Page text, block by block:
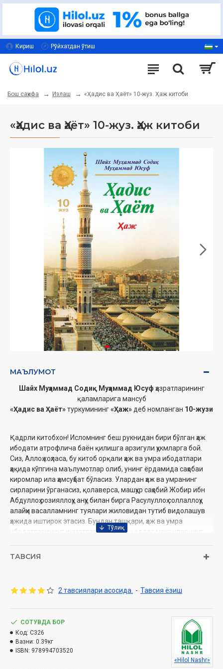
Кириш Рўйхатдан ўтиш
Бош саҳифа Излаш «Ҳадис ва Ҳаёт» 10-жуз. Ҳаж китоби
«Ҳадис ва Ҳаёт» 10-жуз. Ҳаж китоби
МАЪЛУМОТ
Шайх Муҳаммад Содиқ Муҳаммад Юсуф ҳазратларининг
қаламларига мансуб
«Ҳадис ва Ҳаёт»туркумининг«Ҳаж»деб номланган 10-жузи
Қадрли китобхон! Исломнинг беш рукнидан бири бўлган ҳаж
ибодати атрофлича баён қилишга арзигули ҳукмларга бой.
Сиз, Аллоҳ хоҳласа, бу китоб орқали ҳаж ва умра ибодатлари
ҳақида кўпгина маълумотлар олиб, унинг ёрдамида саҳобаи
киромлар ила ҳамсуҳбат бўласиз. Улардан ҳаж ва умранинг
сирларини ўрганасиз, қолаверса, машҳур саҳобий Жобир ибн
Абдуллоҳ розияллоҳу анҳу билан бирга Расулуллоҳ соллаллоҳу
алайҳи васалламнинг туялари жиловидан тутиб видолашув
ҳажида иштирок этасиз. Бундан ташқари, ҳаж ва умра
ибодатларининг ҳикматлари ҳамда муқаддас маконларнинг
Муаллиф:
Сана: 2025 йил (2015, 2016. 2019, 2020, 2021, 2022, 2021 2024
ISBN:978-9910-687-25-9
Ўлчами:84×108 1/32
Муқоваси:қаттиқ
ТАВСИЯ
2 тавсиялари асосида. - Тавсия ёзиш
СОТУВДА БОР
Код: C326
Вазни: 0.39кг
ISBN: 978994703520
«Hilol Nashr»